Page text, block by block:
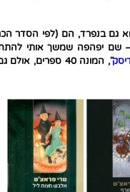
בנפרד, הם (לפי הסדר
שם יפהפה שמשך אותי
", המונה 40 ספרים,